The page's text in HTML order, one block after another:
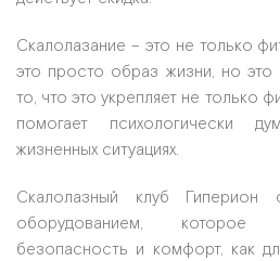
Скалолазание – это не только
это просто образ жизни, но
то, что это укрепляет не только
помогает психологически
жизненных ситуациях.
Скалолазный клуб Гиперион
оборудованием, которое
безопасность и комфорт, как